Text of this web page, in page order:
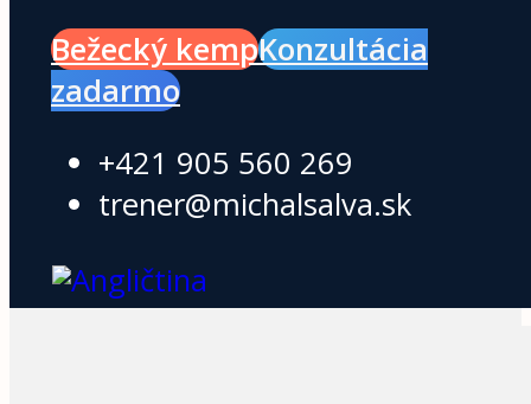
Bežecký kempKonzultácia
zadarmo
+421 905 560 269
trener@michalsalva.sk